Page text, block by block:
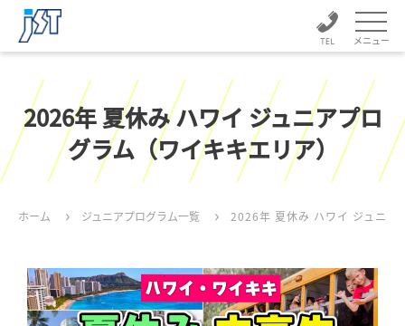
メニュー
2026年 夏休み ハワイ ジュニアプロ
グラム（ワイキキエリア）
ホーム ジュニアプログラム一覧 2026年 夏休み ハワイ ジュニア